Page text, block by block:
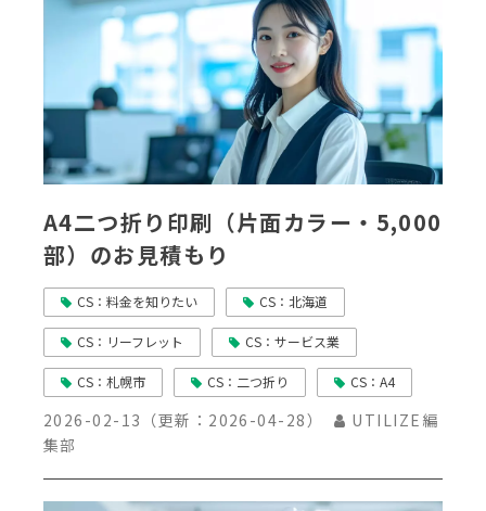
A4二つ折り印刷（片面カラー・5,000
部）のお見積もり
CS：料金を知りたい CS：北海道
CS：リーフレット CS：サービス業
CS：札幌市 CS：二つ折り CS：A4
2026-02-13 （更新： 2026-04-28）
UTILIZE編
集部